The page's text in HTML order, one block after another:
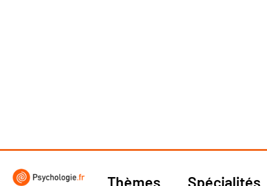
Thèmes Spécialités